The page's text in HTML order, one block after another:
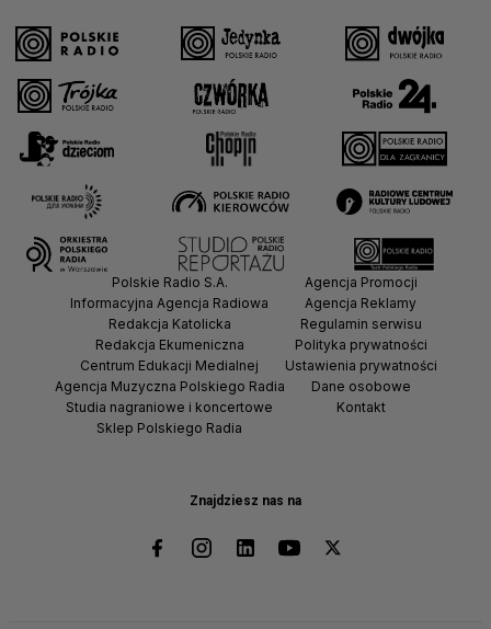
Znajdziesz nas na
Polskie Radio S.A.
Informacyjna Agencja Radiowa
Redakcja Katolicka
Redakcja Ekumeniczna
Centrum Edukacji Medialnej
Agencja Muzyczna Polskiego Radia
Studia nagraniowe i koncertowe
Sklep Polskiego Radia
Agencja Promocji
Agencja Reklamy
Regulamin serwisu
Polityka prywatności
Ustawienia prywatności
Dane osobowe
Kontakt